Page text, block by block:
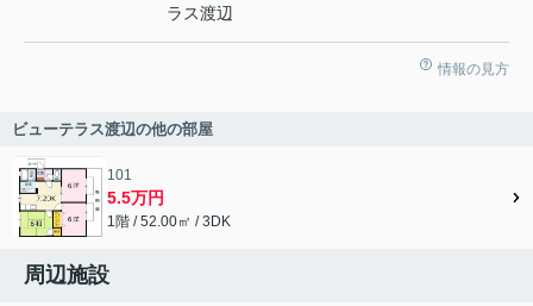
ラス渡辺
情報の見方
ビューテラス渡辺の他の部屋
101
5.5万円
1階 / 52.00㎡ / 3DK
周辺施設